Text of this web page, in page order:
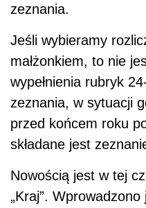
zeznania.
Jeśli wybieramy
małżonkiem, to nie
wypełnienia rubryk
zeznania, w sytuacji
przed końcem roku
składane jest
Nowością jest w tej
„Kraj”.